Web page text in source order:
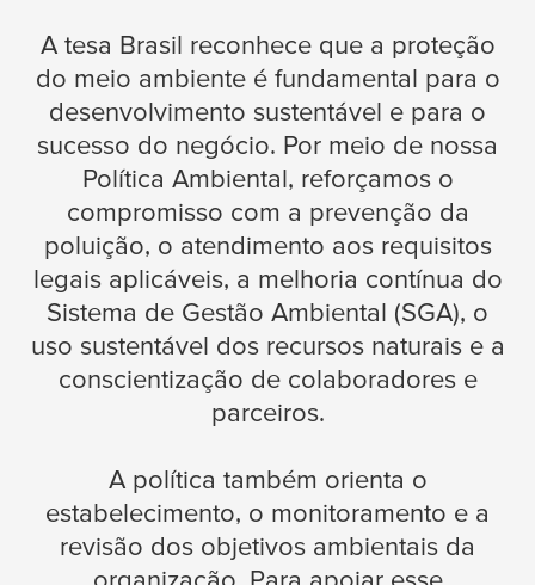
A tesa Brasil reconhece que a proteção
do meio ambiente é fundamental para o
desenvolvimento sustentável e para o
sucesso do negócio. Por meio de nossa
Política Ambiental, reforçamos o
compromisso com a prevenção da
poluição, o atendimento aos requisitos
legais aplicáveis, a melhoria contínua do
Sistema de Gestão Ambiental (SGA), o
uso sustentável dos recursos naturais e a
conscientização de colaboradores e
parceiros.
A política também orienta o
estabelecimento, o monitoramento e a
revisão dos objetivos ambientais da
organização. Para apoiar esse